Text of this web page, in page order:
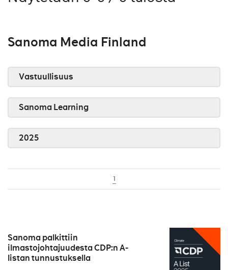
Sanoma Media Finland
Vastuullisuus
Sanoma Learning
2025
1
Sanoma palkittiin
ilmastojohtajuudesta CDP:n A-
listan tunnustuksella